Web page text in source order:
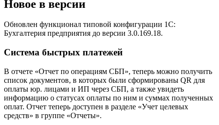
Новое в версии
Обновлен функционал типовой конфигурации 1С:
Бухгалтерия предприятия до версии 3.0.169.18.
Система быстрых платежей
В отчете «Отчет по операциям СБП», теперь можно получить
список документов, в которых были сформированы QR для
оплаты юр. лицами и ИП через СБП, а также увидеть
информацию о статусах оплаты по ним и суммах полученных
оплат. Отчет теперь доступен в разделе «Учет целевых
средств» в группе «Отчеты».